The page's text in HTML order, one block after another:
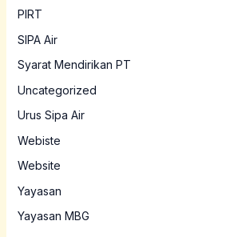
PIRT
SIPA Air
Syarat Mendirikan PT
Uncategorized
Urus Sipa Air
Webiste
Website
Yayasan
Yayasan MBG